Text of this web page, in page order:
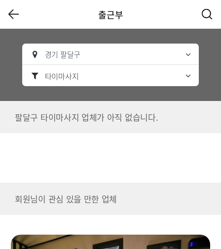
출근부
경기 팔달구
타이마사지
팔달구 타이마사지 업체가 아직 없습니다.
회원님이 관심 있을 만한 업체